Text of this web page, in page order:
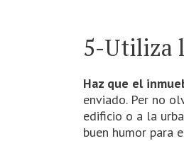
5-Utiliza
Haz que el
enviado. Per no
edificio o a la
buen humor para